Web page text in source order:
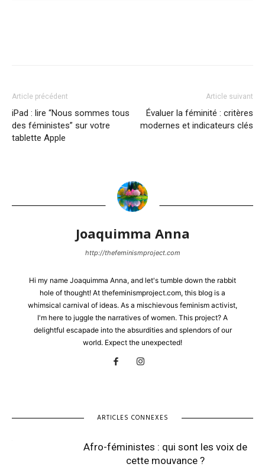
Article précédent
iPad : lire “Nous sommes tous
des féministes” sur votre
tablette Apple
Article suivant
Évaluer la féminité : critères
modernes et indicateurs clés
Joaquimma Anna
http://thefeminismproject.com
Hi my name Joaquimma Anna, and let's tumble down the rabbit
hole of thought! At thefeminismproject.com, this blog is a
whimsical carnival of ideas. As a mischievous feminism activist,
I'm here to juggle the narratives of women. This project? A
delightful escapade into the absurdities and splendors of our
world. Expect the unexpected!
ARTICLES CONNEXES
Afro-féministes : qui sont les voix de
cette mouvance ?